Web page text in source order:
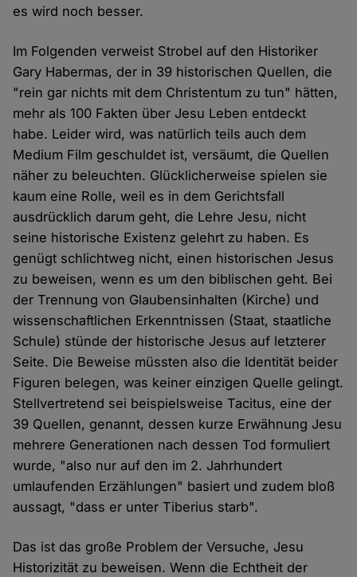
es wird noch besser.
Im Folgenden verweist Strobel auf den Historiker
Gary Habermas, der in 39 historischen Quellen, die
"rein gar nichts mit dem Christentum zu tun" hätten,
mehr als 100 Fakten über Jesu Leben entdeckt
habe. Leider wird, was natürlich teils auch dem
Medium Film geschuldet ist, versäumt, die Quellen
näher zu beleuchten. Glücklicherweise spielen sie
kaum eine Rolle, weil es in dem Gerichtsfall
ausdrücklich darum geht, die Lehre Jesu, nicht
seine historische Existenz gelehrt zu haben. Es
genügt schlichtweg nicht, einen historischen Jesus
zu beweisen, wenn es um den biblischen geht. Bei
der Trennung von Glaubensinhalten (Kirche) und
wissenschaftlichen Erkenntnissen (Staat, staatliche
Schule) stünde der historische Jesus auf letzterer
Seite. Die Beweise müssten also die Identität beider
Figuren belegen, was keiner einzigen Quelle gelingt.
Stellvertretend sei beispielsweise Tacitus, eine der
39 Quellen, genannt, dessen kurze Erwähnung Jesu
mehrere Generationen nach dessen Tod formuliert
wurde, "also nur auf den im 2. Jahrhundert
umlaufenden Erzählungen" basiert und zudem bloß
aussagt, "dass er unter Tiberius starb".
Das ist das große Problem der Versuche, Jesu
Historizität zu beweisen. Wenn die Echtheit der